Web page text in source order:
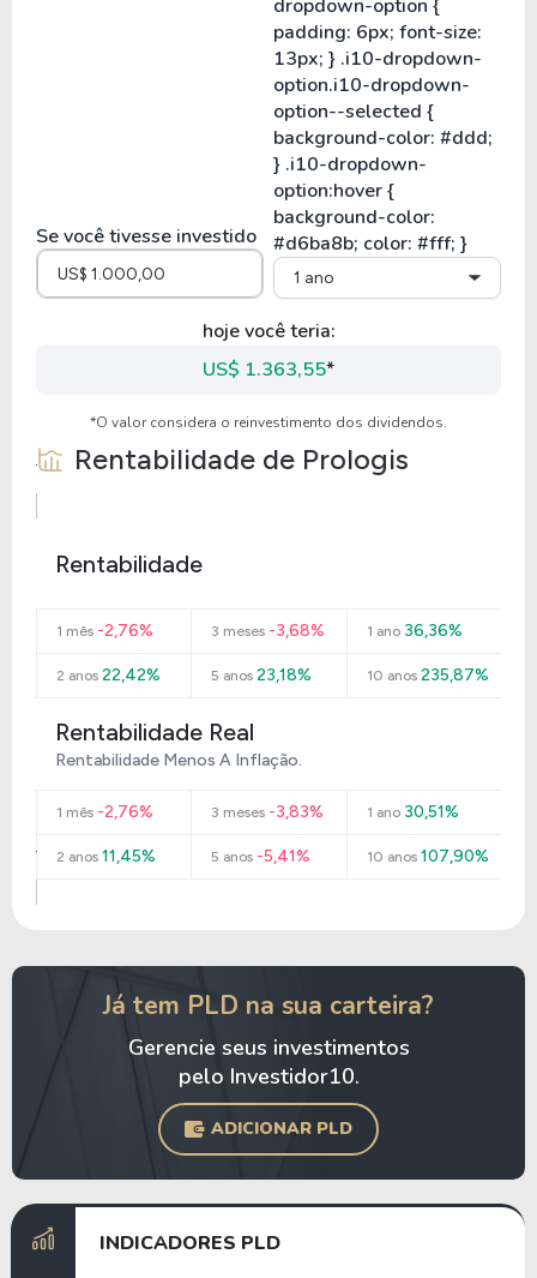
Se você tivesse investido
1 ano
hoje você teria:
US$ 1.363,55*
*O valor considera o reinvestimento dos dividendos.
Rentabilidade de Prologis
Rentabilidade
1 mês -2,76% 3 meses -3,68% 1 ano36,36%
2 anos 22,42% 5 anos 23,18% 10 anos235,87%
Rentabilidade Real
Rentabilidade Menos A Inflação.
1 mês -2,76% 3 meses -3,83% 1 ano30,51%
2 anos 11,45% 5 anos -5,41% 10 anos107,90%
Já tem PLD na sua carteira?
Gerencie seus investimentos
pelo Investidor10.
ADICIONAR PLD
INDICADORES PLD